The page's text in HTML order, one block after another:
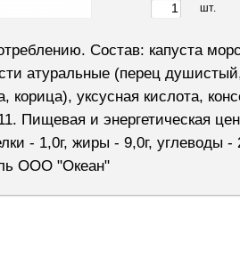
шт.
Состав: капуста
атуральные (перец
корица), уксусная кислота,
Пищевая и энергетическая
- 1,0г, жиры - 9,0г, углеводы -
ООО "Океан"